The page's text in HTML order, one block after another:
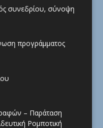
συνεδρίου, σύνοψη
προγράμματος
– Παράταση
Ρομποτική